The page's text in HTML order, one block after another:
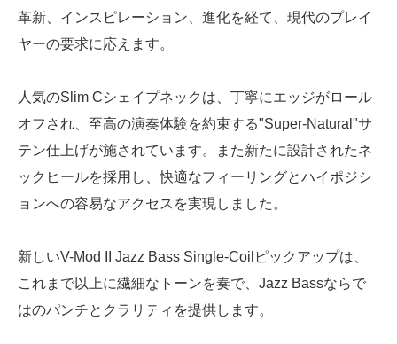
革新、インスピレーション、進化を経て、現代のプレイ
ヤーの要求に応えます。
人気のSlim Cシェイプネックは、丁寧にエッジがロール
オフされ、至高の演奏体験を約束する"Super-Natural"サ
テン仕上げが施されています。また新たに設計されたネ
ックヒールを採用し、快適なフィーリングとハイポジシ
ョンへの容易なアクセスを実現しました。
新しいV-Mod II Jazz Bass Single-Coilピックアップは、
これまで以上に繊細なトーンを奏で、Jazz Bassならで
はのパンチとクラリティを提供します。